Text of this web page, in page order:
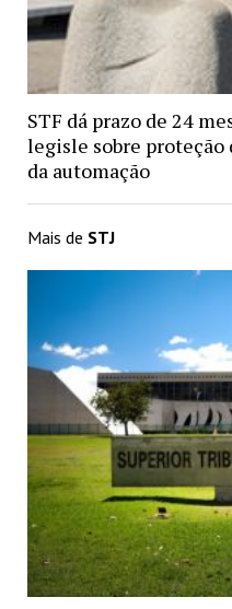
STF dá prazo de 24
legisle sobre
da automação
Mais de STJ